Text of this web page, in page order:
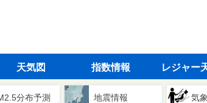
天気図 指数情報 レジャー
分布予測 地震情報 気